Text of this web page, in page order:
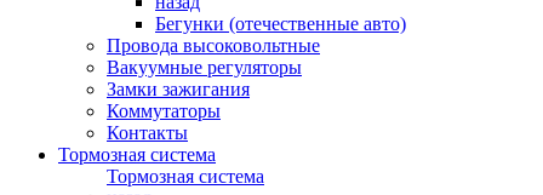
Бегунки (отечественные авто)
Провода высоковольтные
Вакуумные регуляторы
Замки зажигания
Коммутаторы
Контакты
Тормозная система
Тормозная система